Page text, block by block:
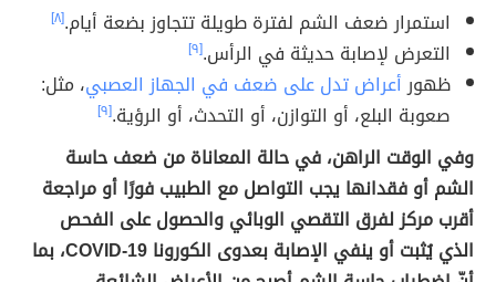
استمرار ضعف الشم لفترة طويلة تتجاوز بضعة أيام.[٨]
التعرض لإصابة حديثة في الرأس.[٩]
ظهورأعراض تدل على ضعف في الجهاز العصبي، مثل:
صعوبة البلع، أو التوازن، أو التحدث، أو الرؤية.[٩]
وفي الوقت الراهن، في حالة المعاناة من ضعف حاسة
الشم أو فقدانها يجب التواصل مع الطبيب فورًا أو مراجعة
أقرب مركز لفرق التقصي الوبائي والحصول على الفحص
الذي يُثبت أو ينفي الإصابة بعدوى الكورونا COVID-19، بما